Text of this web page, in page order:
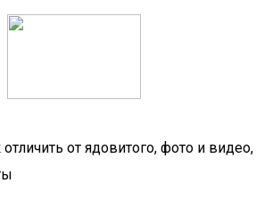
отличить от ядовитого, фото и видео,